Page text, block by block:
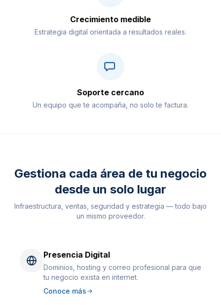
Crecimiento medible
Estrategia digital orientada a resultados reales.
Soporte cercano
Un equipo que te acompaña, no solo te factura.
Gestiona cada área de tu negocio
desde un solo lugar
Infraestructura, ventas, seguridad y estrategia — todo bajo
un mismo proveedor.
Presencia Digital
Dominios, hosting y correo profesional para que
tu negocio exista en internet.
Conoce más